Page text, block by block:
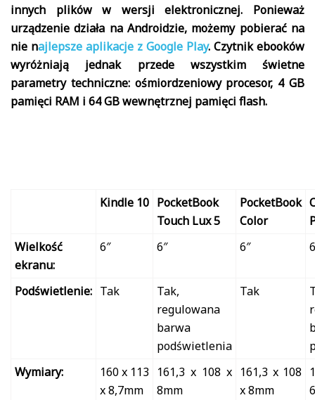
innych plików w wersji elektronicznej. Ponieważ
urządzenie działa na Androidzie, możemy pobierać na
nie najlepsze aplikacje z Google Play. Czytnik ebooków
wyróżniają jednak przede wszystkim świetne
parametry techniczne: ośmiordzeniowy procesor, 4 GB
pamięci RAM i 64 GB wewnętrznej pamięci flash.
Kindle 10 PocketBook
Touch Lux 5
PocketBook
Color
Wielkość
ekranu:
6″ 6″ 6″
Podświetlenie: Tak
Tak,
regulowana
barwa
podświetlenia
Tak
Wymiary:
160 x 113
x 8,7mm
161,3 x 108 x
8mm
161,3 x 108
x 8mm